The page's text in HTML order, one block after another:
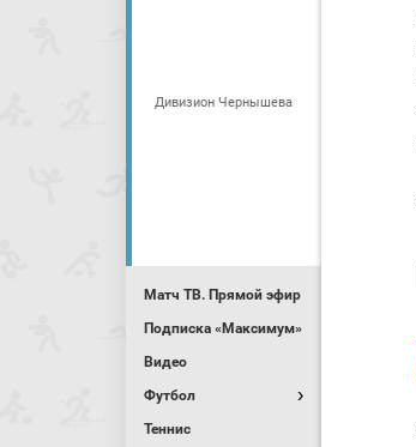
Дивизион Чернышева
Матч ТВ. Прямой эфир
Подписка «Максимум»
Видео
Футбол
Теннис